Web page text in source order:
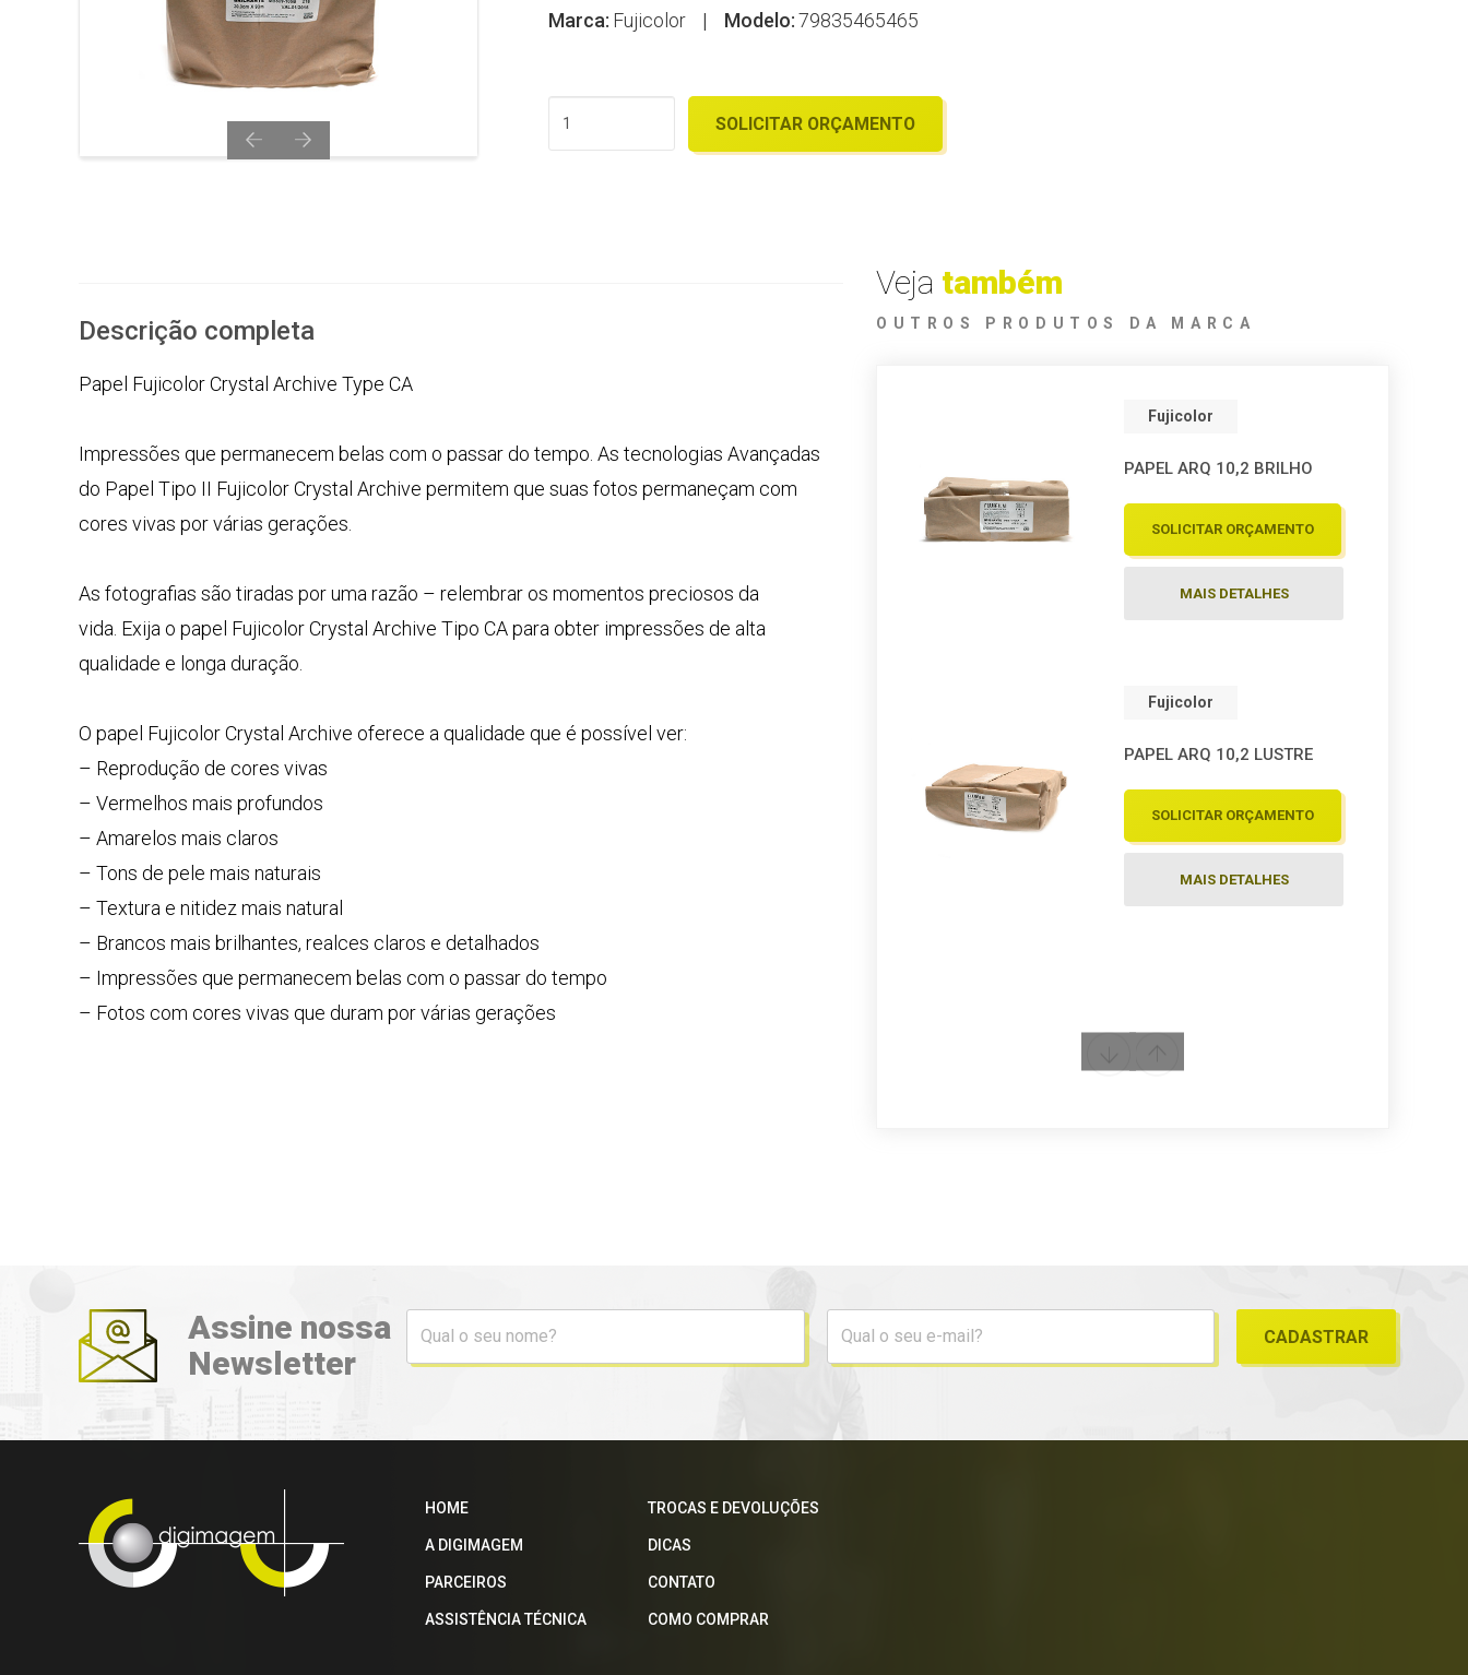
Marca: Fujicolor | Modelo:79835465465
SOLICITAR ORÇAMENTO
Descrição completa
Papel Fujicolor Crystal Archive Type CA
Impressões que permanecem belas com o passar do tempo. As tecnologias Avançadas
do Papel Tipo II Fujicolor Crystal Archive permitem que suas fotos permaneçam com
cores vivas por várias gerações.
As fotografias são tiradas por uma razão – relembrar os momentos preciosos da
vida. Exija o papel Fujicolor Crystal Archive Tipo CA para obter impressões de alta
qualidade e longa duração.
O papel Fujicolor Crystal Archive oferece a qualidade que é possível ver:
– Reprodução de cores vivas
– Vermelhos mais profundos
– Amarelos mais claros
– Tons de pele mais naturais
– Textura e nitidez mais natural
– Brancos mais brilhantes, realces claros e detalhados
– Impressões que permanecem belas com o passar do tempo
– Fotos com cores vivas que duram por várias gerações
Veja também
OUTROS PRODUTOS DA MARCA
Fujicolor
PAPEL ARQ 10,2 BRILHO
SOLICITAR ORÇAMENTO
MAIS DETALHES
Fujicolor
PAPEL ARQ 10,2 LUSTRE
SOLICITAR ORÇAMENTO
MAIS DETALHES
PAPEL ARQ 12,7 LUSTRE
PAPEL ARQ 15,2 BRILHO
Assine nossa
Newsletter
HOME
A DIGIMAGEM
PARCEIROS
ASSISTÊNCIA TÉCNICA
TROCAS E DEVOLUÇÕES
DICAS
CONTATO
COMO COMPRAR